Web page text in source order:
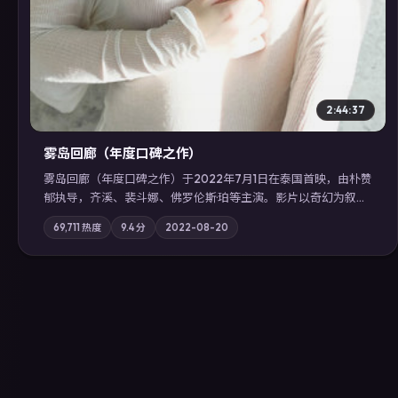
2:44:37
雾岛回廊（年度口碑之作）
雾岛回廊（年度口碑之作）于2022年7月1日在泰国首映，由朴赞
郁执导，齐溪、裴斗娜、佛罗伦斯·珀等主演。影片以奇幻为叙事
主轴，边境小镇的平静被一封匿名信彻底打破；摄影与配乐强化
地域气质；站内亦可通过「国产免费观看高清电视剧在线看」延
展检索同类型高分佳作，畅享高清在线追剧体验。
69,711 热度 9.4分 2022-08-20